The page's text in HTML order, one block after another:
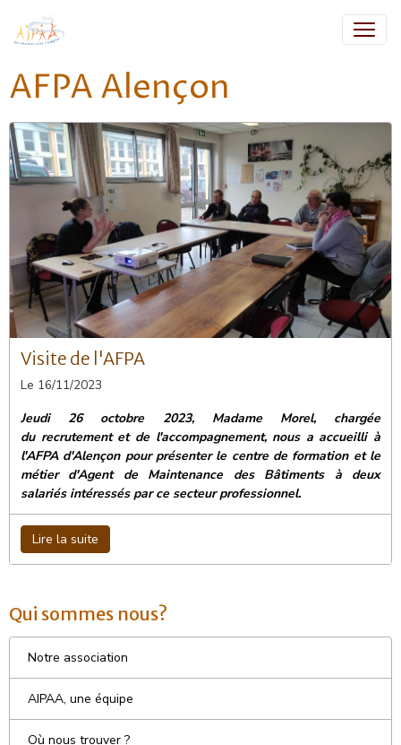
AFPA Alençon
Visite de l'AFPA
Le 16/11/2023
Jeudi 26 octobre 2023, Madame Morel, chargée
du recrutement et de l'accompagnement, nous a accueilli à
l'AFPA d'Alençon pour présenter le centre de formation et le
métier d'Agent de Maintenance des Bâtiments à deux
salariés intéressés par ce secteur professionnel.
Lire la suite
Qui sommes nous?
Notre association
AIPAA, une équipe
Où nous trouver ?